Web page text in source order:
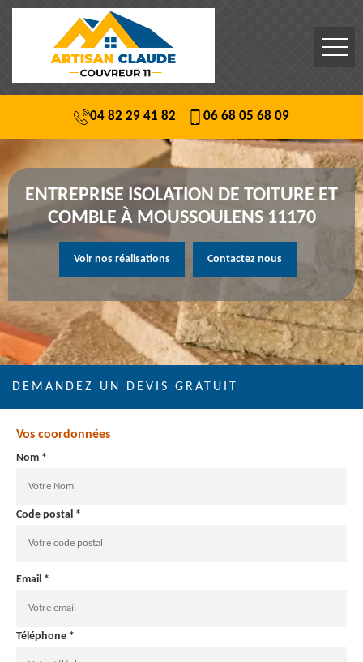
04 82 29 41 82 06 68 05 68 09
ENTREPRISE ISOLATION DE TOITURE ET
COMBLE À MOUSSOULENS 11170
Voir nos réalisations Contactez nous
DEMANDEZ UN DEVIS GRATUIT
Vos coordonnées
Nom *
Code postal *
Email *
Téléphone *